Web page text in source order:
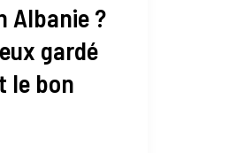
Albanie ?
gardé
le bon